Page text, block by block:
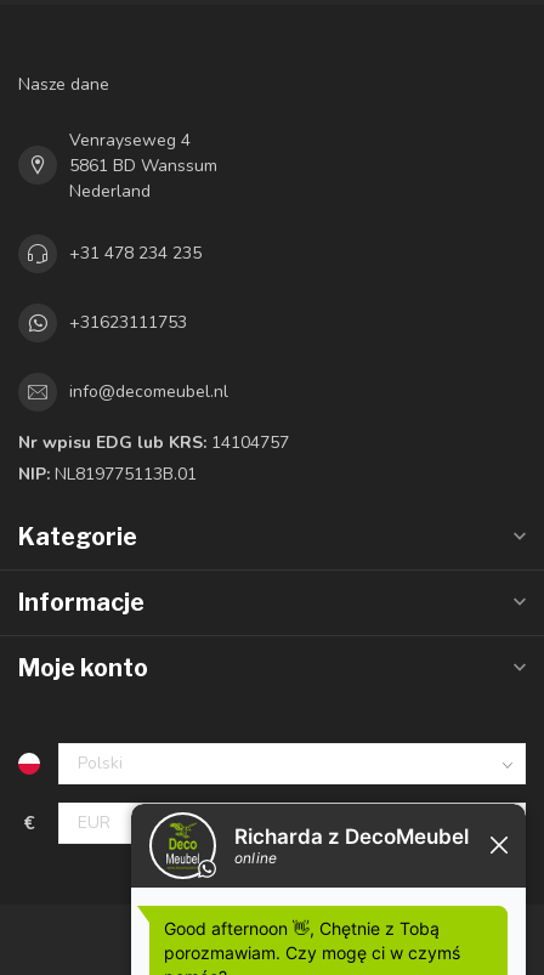
Nasze dane
Venrayseweg 4
5861 BD Wanssum
Nederland
+31 478 234 235
+31623111753
info@decomeubel.nl
Nr wpisu EDG lub KRS: 14104757
NIP: NL819775113B.01
Kategorie
Informacje
Moje konto
€